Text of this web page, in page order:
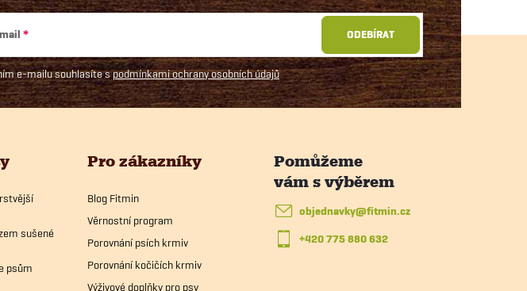
e-mailu souhlasíte spodmínkami ochrany osobních údajů
ODEBÍRAT
sušené
psům
Pro zákazníky
Blog Fitmin
Věrnostní program
Porovnání psích krmiv
Porovnání kočičích krmiv
Výživové doplňky pro psy
objednavky@fitmin.cz
+420 775 880 632